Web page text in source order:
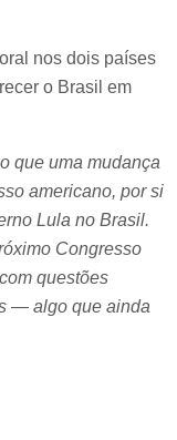
nos dois países
o Brasil em
que uma mudança
americano, por si
Lula no Brasil.
Congresso
questões
— algo que ainda